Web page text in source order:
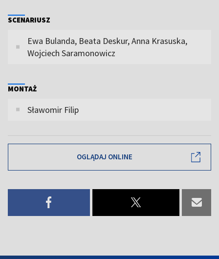
SCENARIUSZ
Ewa Bulanda, Beata Deskur, Anna Krasuska,
Wojciech Saramonowicz
MONTAŻ
Sławomir Filip
OGLĄDAJ ONLINE